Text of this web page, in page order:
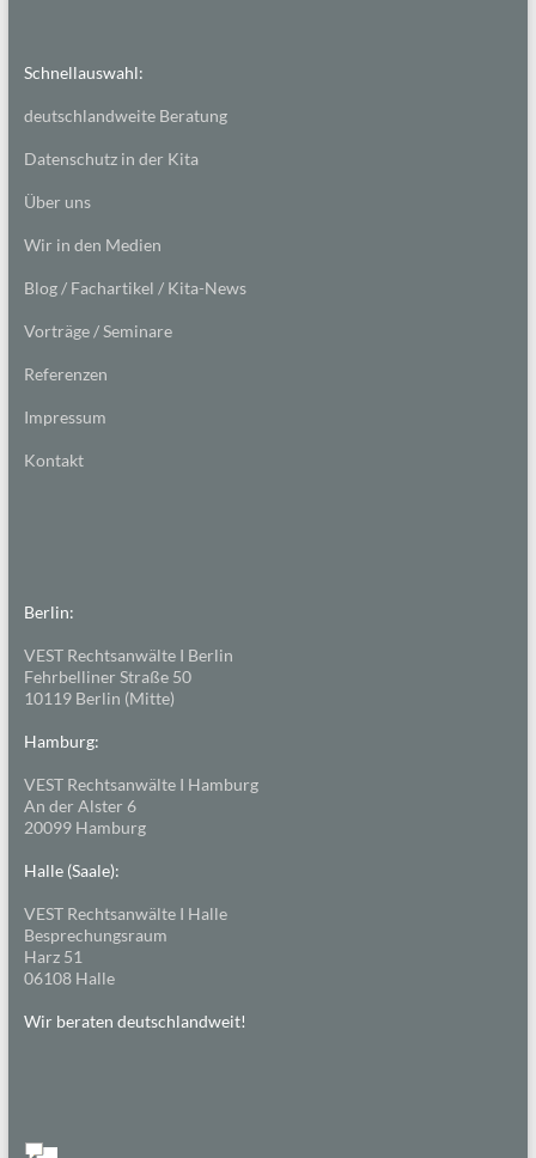
Schnellauswahl:
deutschlandweite Beratung
Datenschutz in der Kita
Über uns
Wir in den Medien
Blog / Fachartikel / Kita-News
Vorträge / Seminare
Referenzen
Impressum
Kontakt
Berlin:
VEST Rechtsanwälte I Berlin
Fehrbelliner Straße 50
10119 Berlin (Mitte)
Hamburg:
VEST Rechtsanwälte I Hamburg
An der Alster 6
20099 Hamburg
Halle (Saale):
VEST Rechtsanwälte I Halle
Besprechungsraum
Harz 51
06108 Halle
Wir beraten deutschlandweit!